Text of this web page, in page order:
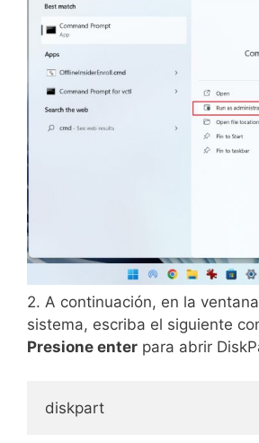
2. A continuación, en la
sistema, escriba el siguiente
Presione enter para abrir
diskpart